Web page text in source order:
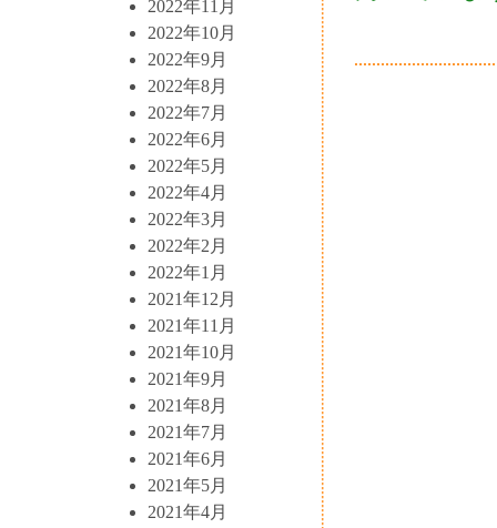
2022年11月
2022年10月
2022年9月
2022年8月
2022年7月
2022年6月
2022年5月
2022年4月
2022年3月
2022年2月
2022年1月
2021年12月
2021年11月
2021年10月
2021年9月
2021年8月
2021年7月
2021年6月
2021年5月
2021年4月